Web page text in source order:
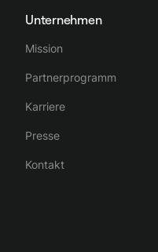
Unternehmen
Mission
Partnerprogramm
Karriere
Presse
Kontakt